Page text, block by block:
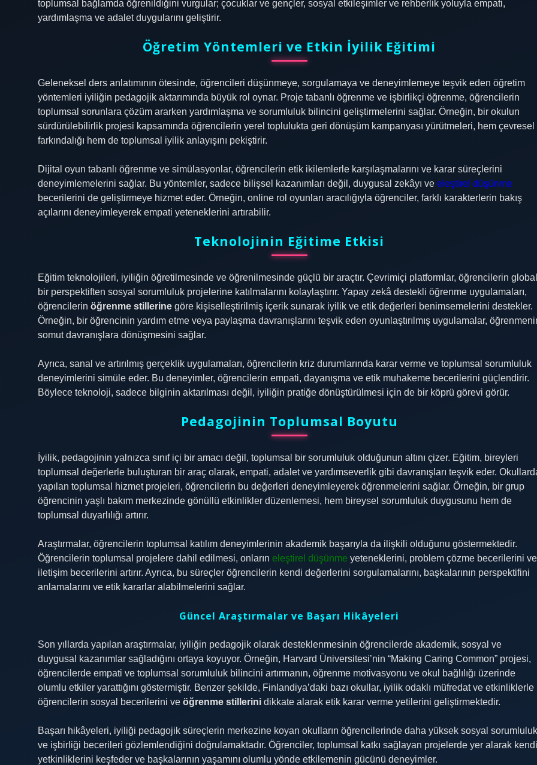
toplumsal bağlamda öğrenildiğini vurgular; çocuklar ve gençler, sosyal etkileşimler ve rehberlik yoluyla empati,
yardımlaşma ve adalet duygularını geliştirir.
Öğretim Yöntemleri ve Etkin İyilik Eğitimi
Geleneksel ders anlatımının ötesinde, öğrencileri düşünmeye, sorgulamaya ve deneyimlemeye teşvik eden öğretim
yöntemleri iyiliğin pedagojik aktarımında büyük rol oynar. Proje tabanlı öğrenme ve işbirlikçi öğrenme, öğrencilerin
toplumsal sorunlara çözüm ararken yardımlaşma ve sorumluluk bilincini geliştirmelerini sağlar. Örneğin, bir okulun
sürdürülebilirlik projesi kapsamında öğrencilerin yerel toplulukta geri dönüşüm kampanyası yürütmeleri, hem çevresel
farkındalığı hem de toplumsal iyilik anlayışını pekiştirir.
Dijital oyun tabanlı öğrenme ve simülasyonlar, öğrencilerin etik ikilemlerle karşılaşmalarını ve karar süreçlerini
deneyimlemelerini sağlar. Bu yöntemler, sadece bilişsel kazanımları değil, duygusal zekâyı ve eleştirel düşünme
becerilerini de geliştirmeye hizmet eder. Örneğin, online rol oyunları aracılığıyla öğrenciler, farklı karakterlerin bakış
açılarını deneyimleyerek empati yeteneklerini artırabilir.
Teknolojinin Eğitime Etkisi
Eğitim teknolojileri, iyiliğin öğretilmesinde ve öğrenilmesinde güçlü bir araçtır. Çevrimiçi platformlar, öğrencilerin global
bir perspektiften sosyal sorumluluk projelerine katılmalarını kolaylaştırır. Yapay zekâ destekli öğrenme uygulamaları,
öğrencilerin öğrenme stillerine göre kişiselleştirilmiş içerik sunarak iyilik ve etik değerleri benimsemelerini destekler.
Örneğin, bir öğrencinin yardım etme veya paylaşma davranışlarını teşvik eden oyunlaştırılmış uygulamalar,
somut davranışlara dönüşmesini sağlar.
Ayrıca, sanal ve artırılmış gerçeklik uygulamaları, öğrencilerin kriz durumlarında karar verme ve toplumsal sorumluluk
deneyimlerini simüle eder. Bu deneyimler, öğrencilerin empati, dayanışma ve etik muhakeme becerilerini güçlendirir.
Böylece teknoloji, sadece bilginin aktarılması değil, iyiliğin pratiğe dönüştürülmesi için de bir köprü görevi görür.
Pedagojinin Toplumsal Boyutu
İyilik, pedagojinin yalnızca sınıf içi bir amacı değil, toplumsal bir sorumluluk olduğunun altını çizer. Eğitim, bireyleri
toplumsal değerlerle buluşturan bir araç olarak, empati, adalet ve yardımseverlik gibi davranışları teşvik eder.
yapılan toplumsal hizmet projeleri, öğrencilerin bu değerleri deneyimleyerek öğrenmelerini sağlar. Örneğin, bir grup
öğrencinin yaşlı bakım merkezinde gönüllü etkinlikler düzenlemesi, hem bireysel sorumluluk duygusunu hem de
toplumsal duyarlılığı artırır.
Araştırmalar, öğrencilerin toplumsal katılım deneyimlerinin akademik başarıyla da ilişkili olduğunu göstermektedir.
Öğrencilerin toplumsal projelere dahil edilmesi, onların eleştirel düşünme yeteneklerini, problem çözme becerilerini ve
iletişim becerilerini artırır. Ayrıca, bu süreçler öğrencilerin kendi değerlerini sorgulamalarını, başkalarının perspektifini
anlamalarını ve etik kararlar alabilmelerini sağlar.
Güncel Araştırmalar ve Başarı Hikâyeleri
Son yıllarda yapılan araştırmalar, iyiliğin pedagojik olarak desteklenmesinin öğrencilerde akademik, sosyal ve
duygusal kazanımlar sağladığını ortaya koyuyor. Örneğin, Harvard Üniversitesi’nin “Making Caring Common” projesi,
öğrencilerde empati ve toplumsal sorumluluk bilincini artırmanın, öğrenme motivasyonu ve okul bağlılığı üzerinde
olumlu etkiler yarattığını göstermiştir. Benzer şekilde, Finlandiya’daki bazı okullar, iyilik odaklı müfredat ve etkinliklerle
öğrencilerin sosyal becerilerini ve öğrenme stillerini dikkate alarak etik karar verme yetilerini geliştirmektedir.
Başarı hikâyeleri, iyiliği pedagojik süreçlerin merkezine koyan okulların öğrencilerinde daha yüksek sosyal sorumluluk
ve işbirliği becerileri gözlemlendiğini doğrulamaktadır. Öğrenciler, toplumsal katkı sağlayan projelerde yer alarak kendi
yetkinliklerini keşfeder ve başkalarının yaşamını olumlu yönde etkilemenin gücünü deneyimler.